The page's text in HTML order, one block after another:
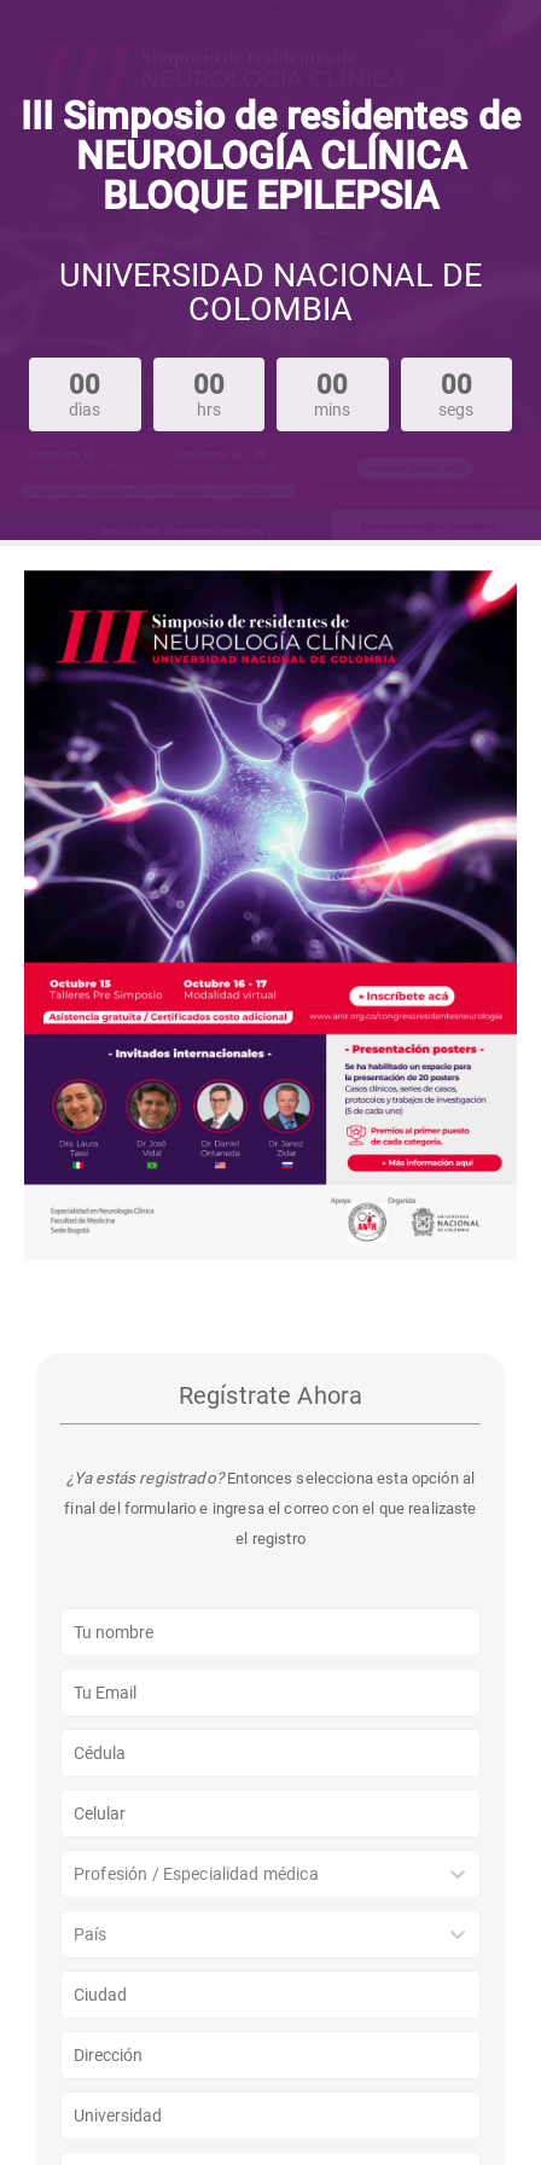
III Simposio de residentes de
NEUROLOGÍA CLÍNICA
BLOQUE EPILEPSIA
UNIVERSIDAD NACIONAL DE
COLOMBIA
00
dìas
00
hrs
00
mins
00
segs
Regístrate Ahora
¿Ya estás registrado?Entonces selecciona esta opción al
final del formulario e ingresa el correo con el que realizaste
el registro
Profesión / Especialidad médica
País